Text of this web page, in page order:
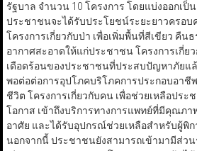
รัฐบาล จำนวน 10 โครงการ โดยแบ่งออกเป็
ประชาชนจะได้รับประโยชน์ระยะยาวครอบ
โครงการเกี่ยวกับป่า เพื่อเพิ่มพื้นที่สีเขียว คื
อากาศสะอาดให้แก่ประชาชน โครงการเกี่ย
เดือดร้อนของประชาชนที่ประสบปัญหาภัยแล้
พอต่อต่อการอุปโภคบริโภคการประกอบอา
ชีวิต โครงการเกี่ยวกับคน เพื่อช่วยเหลือประ
โอกาส เข้าถึงบริการทางการแพทย์ที่มีคุณภ
อาศัย และได้รับอุปกรณ์ช่วยเหลือสำหรับผู้พิ
นอกจากนี้ ประชาชนยังสามารถเข้ามามีส่ว